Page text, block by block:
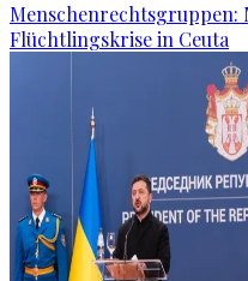
Menschenrechtsgruppen:
Flüchtlingskrise in Ceuta